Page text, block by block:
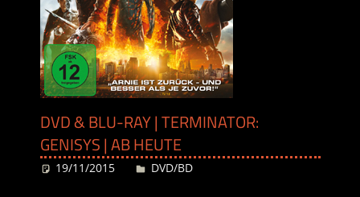
DVD & BLU-RAY | TERMINATOR:
GENISYS | AB HEUTE
19/11/2015 Desiree
DVD/BD